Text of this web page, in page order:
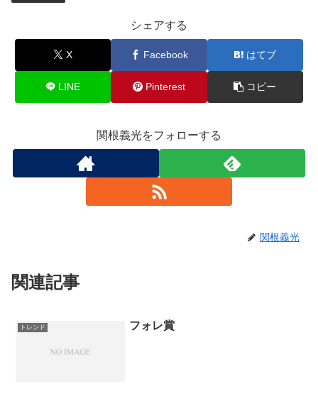
シェアする
X Facebook はてブ
LINE Pinterest コピー
関根義光をフォローする
関根義光
関連記事
トレンド フォレ賞